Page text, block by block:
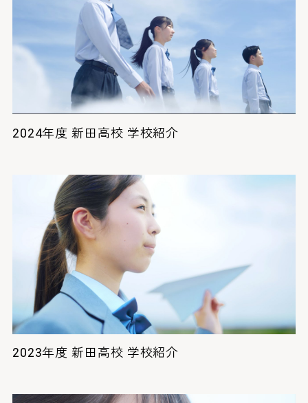
2024年度 新田高校 学校紹介
2023年度 新田高校 学校紹介